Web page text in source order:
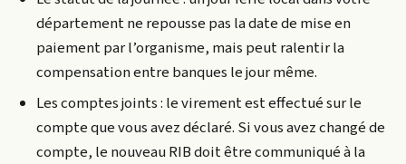
département ne repousse pas la date de mise en
paiement par l’organisme, mais peut ralentir la
compensation entre banques le jour même.
Les comptes joints : le virement est effectué sur le
compte que vous avez déclaré. Si vous avez changé de
compte, le nouveau RIB doit être communiqué à la